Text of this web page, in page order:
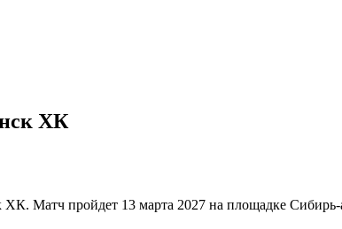
ХК
Матч пройдет 13 марта 2027 на площадке